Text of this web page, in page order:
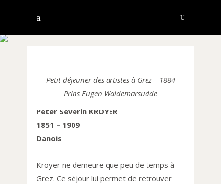
Petit déjeuner des artistes à Grez – 1884
Prins Eugen Waldemarsudde
Peter Severin KROYER
1851 – 1909
Danois
Kroyer ne demeure que peu de temps à
Grez. Ce séjour lui permet de retrouver